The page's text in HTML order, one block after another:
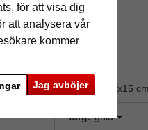
för att visa dig
att analysera vår
kommer
Jag avböjer
format: 10x15 cm
färg: guld